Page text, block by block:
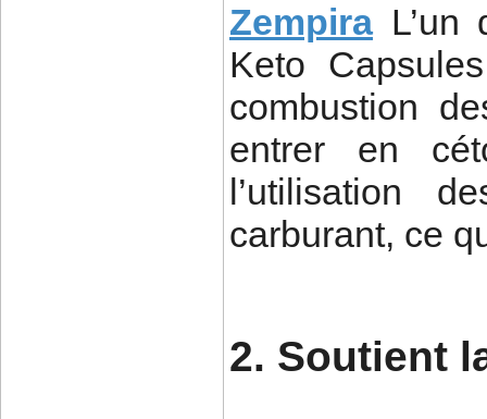
Zempira
Keto
combustion
entrer en
l’utilisation
carburant, ce
2. Soutient